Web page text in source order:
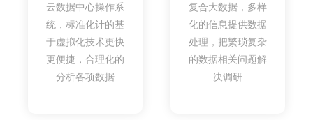
云数据中心操作系
统，标准化计的基
于虚拟化技术更快
更便捷，合理化的
分析各项数据
复合大数据，多样
化的信息提供数据
处理，把繁琐复杂
的数据相关问题解
决调研